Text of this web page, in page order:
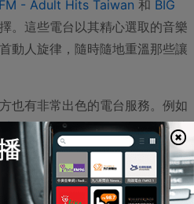
- Adult Hits Taiwan 和 BIG
。這些電台以其精心選取的音樂
動人旋律，隨時隨地重溫那些讓
也有非常出色的電台服務。例如
音樂電台 Pulse FM89.9
，便以其
與在地聽眾建立了深厚的連結。
Hit FM 中部 91.5雖然以引領流
音樂的選曲上也極具匠心，能同